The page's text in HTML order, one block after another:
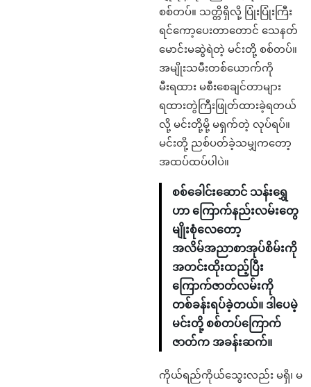
စစ်တပ်။ သတ္တိရှိလို့ ပြုံးပြုံးကြီး
ရင်ကော့ပေးတာတောင် သေနတ်
မောင်းမဆွဲရဲတဲ့ မင်းတို့ စစ်တပ်။
အမျိုးသမီးတစ်ယောက်ကို
မီးရထား မစီးစေချင်တာများ
ရထားတွဲကြီးဖြုတ်ထားခဲ့ရတယ်
လို့ မင်းတို့မို့ မရှက်တဲ့ လုပ်ရပ်။
မင်းတို့ ညစ်ပတ်ခဲ့သမျှကတော့
အထပ်ထပ်ပါပဲ။
စစ်ခေါင်းဆောင် သန်းရွှေ
ဟာ ကြောက်နည်းလမ်းတွေ
မျိုးစုံလေတော့
အလိမ်အညာစာအုပ်စိမ်းကို
အတင်းထိုးထည့်ပြီး
ကြောက်ဇာတ်လမ်းကို
တစ်ခန်းရပ်ခဲ့တယ်။ ဒါပေမဲ့
မင်းတို့ စစ်တပ်ကြောက်
ဇာတ်က အခန်းဆက်။
ကိုယ်ရည်ကိုယ်သွေးလည်း မရှိ၊ မ